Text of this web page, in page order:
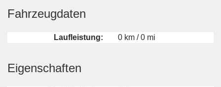
Fahrzeugdaten
Laufleistung: 0 km / 0 mi
Eigenschaften